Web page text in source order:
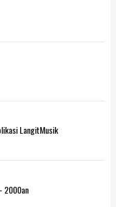
LangitMusik
2000an